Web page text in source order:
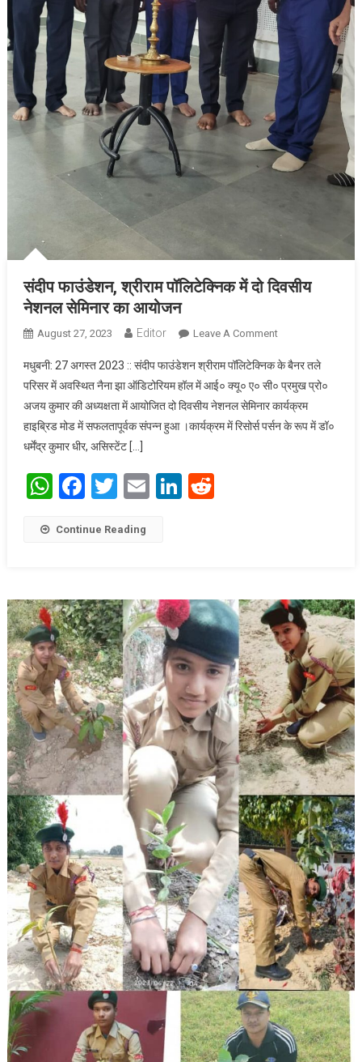
संदीप फाउंडेशन, श्रीराम पॉलिटेक्निक में दो दिवसीय
नेशनल सेमिनार का आयोजन
August 27, 2023 Editor Leave A CommentOn संदीप फाउंडेशन,
में दो दिवसीय नेशनल
सेमिनार का आयोजन
मधुबनी: 27 अगस्त 2023 :: संदीप फाउंडेशन श्रीराम पॉलिटेक्निक के बैनर तले
परिसर में अवस्थित नैना झा ऑडिटोरियम हॉल में आई० क्यू० ए० सी० प्रमुख प्रो०
अजय कुमार की अध्यक्षता में आयोजित दो दिवसीय नेशनल सेमिनार कार्यक्रम
हाइब्रिड मोड में सफलतापूर्वक संपन्न हुआ ।कार्यक्रम में रिसोर्स पर्सन के रूप में डॉ०
धर्मेंद्र कुमार धीर, असिस्टेंट […]
WhatsApp
Facebook
Twitter
EmailLinkedIn
Continue Reading